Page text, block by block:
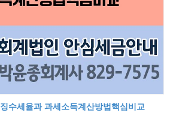
수세율과 과세소득계산방법핵심비교